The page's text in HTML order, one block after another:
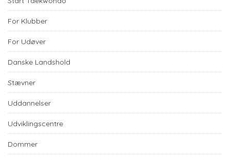
For Klubber
For Udøver
Danske Landshold
Stævner
Uddannelser
Udviklingscentre
Dommer